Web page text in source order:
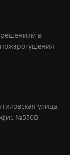
в
улица,
№550В